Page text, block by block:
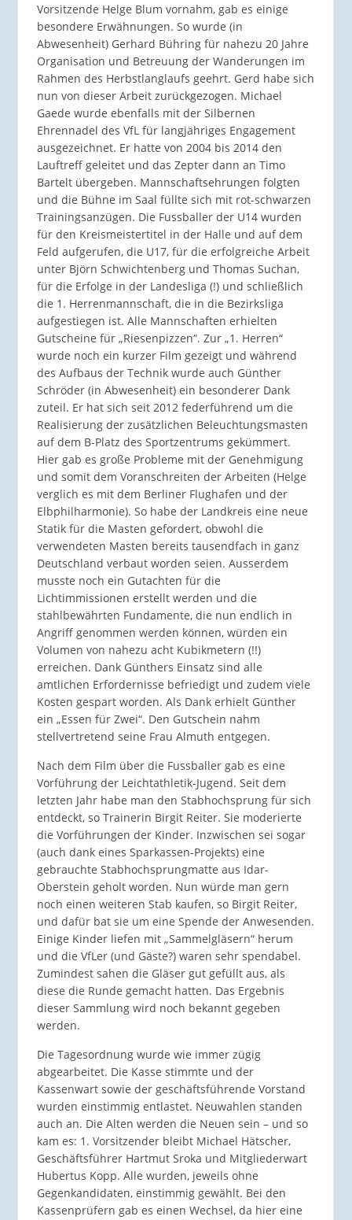
Vorsitzende Helge Blum vornahm, gab es einige
besondere Erwähnungen. So wurde (in
Abwesenheit) Gerhard Bühring für nahezu 20 Jahre
Organisation und Betreuung der Wanderungen im
Rahmen des Herbstlanglaufs geehrt. Gerd habe sich
nun von dieser Arbeit zurückgezogen. Michael
Gaede wurde ebenfalls mit der Silbernen
Ehrennadel des VfL für langjähriges Engagement
ausgezeichnet. Er hatte von 2004 bis 2014 den
Lauftreff geleitet und das Zepter dann an Timo
Bartelt übergeben. Mannschaftsehrungen folgten
und die Bühne im Saal füllte sich mit rot-schwarzen
Trainingsanzügen. Die Fussballer der U14 wurden
für den Kreismeistertitel in der Halle und auf dem
Feld aufgerufen, die U17, für die erfolgreiche Arbeit
unter Björn Schwichtenberg und Thomas Suchan,
für die Erfolge in der Landesliga (!) und schließlich
die 1. Herrenmannschaft, die in die Bezirksliga
aufgestiegen ist. Alle Mannschaften erhielten
Gutscheine für „Riesenpizzen“. Zur „1. Herren“
wurde noch ein kurzer Film gezeigt und während
des Aufbaus der Technik wurde auch Günther
Schröder (in Abwesenheit) ein besonderer Dank
zuteil. Er hat sich seit 2012 federführend um die
Realisierung der zusätzlichen Beleuchtungsmasten
auf dem B-Platz des Sportzentrums gekümmert.
Hier gab es große Probleme mit der Genehmigung
und somit dem Voranschreiten der Arbeiten (Helge
verglich es mit dem Berliner Flughafen und der
Elbphilharmonie). So habe der Landkreis eine neue
Statik für die Masten gefordert, obwohl die
verwendeten Masten bereits tausendfach in ganz
Deutschland verbaut worden seien. Ausserdem
musste noch ein Gutachten für die
Lichtimmissionen erstellt werden und die
stahlbewährten Fundamente, die nun endlich in
Angriff genommen werden können, würden ein
Volumen von nahezu acht Kubikmetern (!!)
erreichen. Dank Günthers Einsatz sind alle
amtlichen Erfordernisse befriedigt und zudem viele
Kosten gespart worden. Als Dank erhielt Günther
ein „Essen für Zwei“. Den Gutschein nahm
stellvertretend seine Frau Almuth entgegen.
Nach dem Film über die Fussballer gab es eine
Vorführung der Leichtathletik-Jugend. Seit dem
letzten Jahr habe man den Stabhochsprung für sich
entdeckt, so Trainerin Birgit Reiter. Sie moderierte
die Vorführungen der Kinder. Inzwischen sei sogar
(auch dank eines Sparkassen-Projekts) eine
gebrauchte Stabhochsprungmatte aus Idar-
Oberstein geholt worden. Nun würde man gern
noch einen weiteren Stab kaufen, so Birgit Reiter,
und dafür bat sie um eine Spende der Anwesenden.
Einige Kinder liefen mit „Sammelgläsern“ herum
und die VfLer (und Gäste?) waren sehr spendabel.
Zumindest sahen die Gläser gut gefüllt aus, als
diese die Runde gemacht hatten. Das Ergebnis
dieser Sammlung wird noch bekannt gegeben
werden.
Die Tagesordnung wurde wie immer zügig
abgearbeitet. Die Kasse stimmte und der
Kassenwart sowie der geschäftsführende Vorstand
wurden einstimmig entlastet. Neuwahlen standen
auch an. Die Alten werden die Neuen sein – und so
kam es: 1. Vorsitzender bleibt Michael Hätscher,
Geschäftsführer Hartmut Sroka und Mitgliederwart
Hubertus Kopp. Alle wurden, jeweils ohne
Gegenkandidaten, einstimmig gewählt. Bei den
Kassenprüfern gab es einen Wechsel, da hier eine